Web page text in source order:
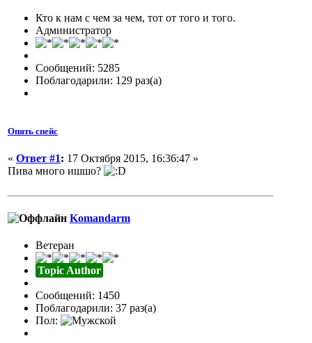
Кто к нам с чем за чем, тот от того и того.
Администратор
Сообщений: 5285
Поблагодарили: 129 раз(а)
Опять спейс
« Ответ #1: 17 Октября 2015, 16:36:47 »
Пива много ишшо?
Komandarm
Ветеран
Topic Author
Сообщений: 1450
Поблагодарили: 37 раз(а)
Пол: